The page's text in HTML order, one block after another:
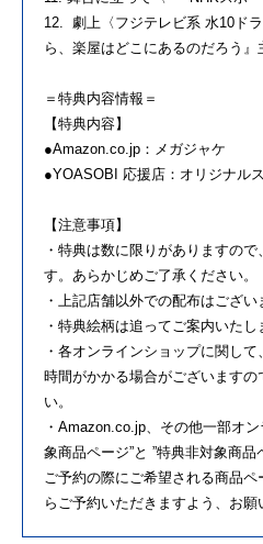
12. 劇上〈フジテレビ系 水10ド
ら、楽屋はどこにあるのだろう』
＝特典内容情報＝
【特典内容】
●Amazon.co.jp：メガジャケ
●YOASOBI 応援店：オリジナル
【注意事項】
・特典は数に限りがありますの
す。あらかじめご了承ください。
・上記店舗以外での配布はござい
・特典絵柄は追ってご案内いたし
・各オンラインショップに関し
時間がかかる場合がございます
い。
・Amazon.co.jp、その他一部オ
象商品ページ”と ”特典非対象商品
ご予約の際にご希望される商品
らご予約いただきますよう、お願